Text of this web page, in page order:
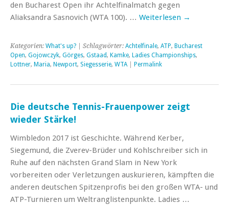
den Bucharest Open ihr Achtelfinalmatch gegen
Aliaksandra Sasnovich (WTA 100). … Weiterlesen →
Kategorien: What's up? | Schlagwörter: Achtelfinale, ATP, Bucharest
Open, Gojowczyk, Görges, Gstaad, Kamke, Ladies Championships,
Lottner, Maria, Newport, Siegesserie, WTA| Permalink
Die deutsche Tennis-Frauenpower zeigt
wieder Stärke!
Wimbledon 2017 ist Geschichte. Während Kerber,
Siegemund, die Zverev-Brüder und Kohlschreiber sich in
Ruhe auf den nächsten Grand Slam in New York
vorbereiten oder Verletzungen auskurieren, kämpften die
anderen deutschen Spitzenprofis bei den großen WTA- und
ATP-Turnieren um Weltranglistenpunkte. Ladies …